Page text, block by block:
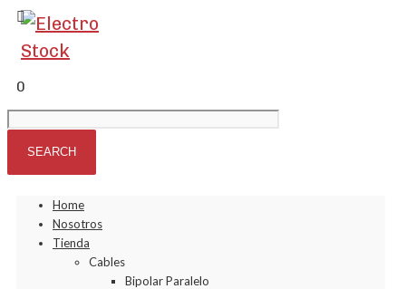
0
Home
Nosotros
Tienda
Cables
Bipolar Paralelo